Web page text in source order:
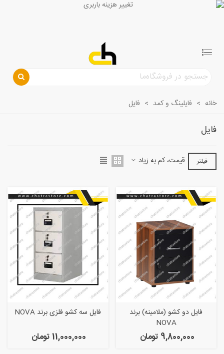
خانه > فایلینگ و کمد > فایل
فایل
فیلتر قیمت، کم به زیاد
فایل دو کشو (ملامینه) برند
NOVA
9,800,000 تومان
فایل سه کشو فلزی برند NOVA
11,000,000 تومان